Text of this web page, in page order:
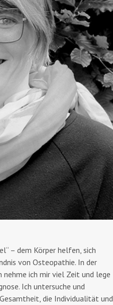
– dem Körper helfen, sich
von Osteopathie. In der
ich mir viel Zeit und lege
Ich untersuche und
die Individualität und